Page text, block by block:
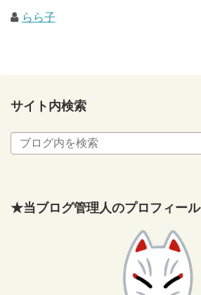
らら子
サイト内検索
★当ブログ管理人のプロフィール